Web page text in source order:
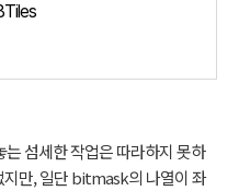
섬세한 작업은 따라하지 못하
지만, 일단 bitmask의 나열이 좌